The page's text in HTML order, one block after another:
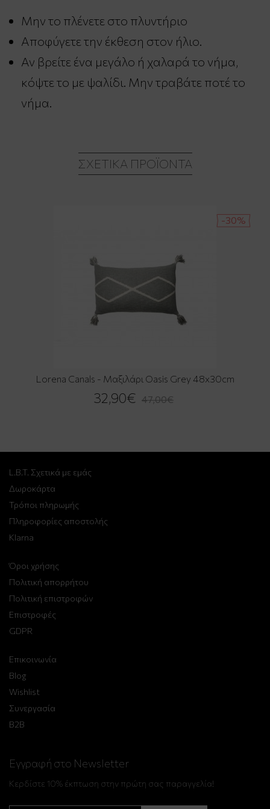
Μην το πλένετε στο πλυντήριο
Αποφύγετε την έκθεση στον ήλιο.
Αν βρείτε ένα μεγάλο ή χαλαρά το νήμα,
κόψτε το με ψαλίδι. Μην τραβάτε ποτέ το
νήμα.
ΣΧΕΤΙΚΆ ΠΡΟΪΌΝΤΑ
-30%
Lorena Canals - Μαξιλάρι Oasis Grey 48x30cm
32,90€ 47,00€
L.B.T. Σχετικά με εμάς
Δωροκάρτα
Τρόποι πληρωμής
Πληροφορίες αποστολής
Klarna
Όροι χρήσης
Πολιτική απορρήτου
Πολιτική επιστροφών
Επιστροφές
GDPR
Επικοινωνία
Blog
Wishlist
Συνεργασία
B2B
Εγγραφή στο Newsletter
Κερδίστε 10% έκπτωση στην πρώτη σας παραγγελία!